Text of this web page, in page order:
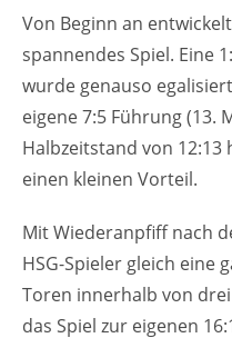
Von Beginn an
spannendes Spiel. Eine
wurde genauso
eigene 7:5 Führung (13.
Halbzeitstand von
einen kleinen Vorteil.
Mit Wiederanpfiff nach
HSG-Spieler gleich eine
Toren innerhalb von
das Spiel zur eigenen